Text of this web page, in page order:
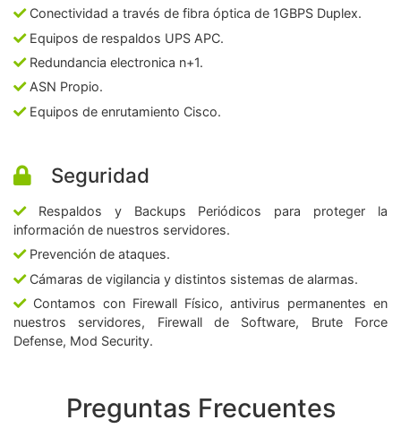
Conectividad a través de fibra óptica de 1GBPS Duplex.
Equipos de respaldos UPS APC.
Redundancia electronica n+1.
ASN Propio.
Equipos de enrutamiento Cisco.
Seguridad
Respaldos y Backups Periódicos para proteger la
información de nuestros servidores.
Prevención de ataques.
Cámaras de vigilancia y distintos sistemas de alarmas.
Contamos con Firewall Físico, antivirus permanentes en
nuestros servidores, Firewall de Software, Brute Force
Defense, Mod Security.
Preguntas Frecuentes